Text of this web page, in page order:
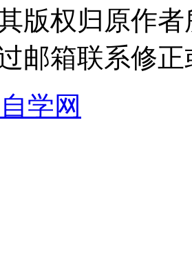
版权归原作
邮箱联系修正
学网